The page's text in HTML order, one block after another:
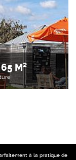
M²
à la pratique de